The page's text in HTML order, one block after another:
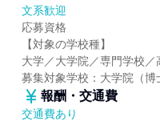
文系歓迎
応募資格
【対象の学校種】
大学／大学院／専門学校／
募集対象学校：大学院（
報酬・交通費
交通費あり